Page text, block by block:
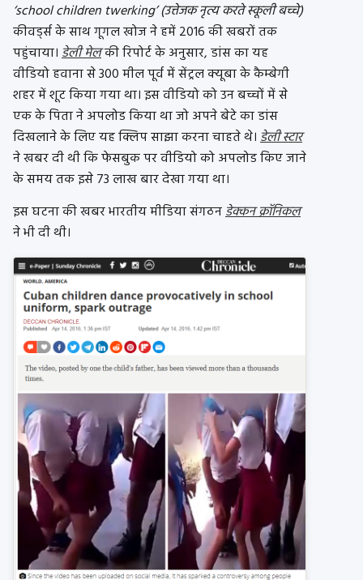
‘school children twerking’ (उत्तेजक नृत्य करते स्कूली बच्चे)
कीवर्ड्स के साथ गूगल खोज ने हमें 2016 की खबरों तक
पहुंचाया।डेली मेलकी रिपोर्ट के अनुसार, डांस का यह
वीडियो हवाना से 300 मील पूर्व में सेंट्रल क्यूबा के कैम्बेगी
शहर में शूट किया गया था। इस वीडियो को उन बच्चों में से
एक के पिता ने अपलोड किया था जो अपने बेटे का डांस
दिखलाने के लिए यह क्लिप साझा करना चाहते थे।डेली स्टार
ने खबर दी थी कि फेसबुक पर वीडियो को अपलोड किए जाने
के समय तक इसे 73 लाख बार देखा गया था।
इस घटना की खबर भारतीय मीडिया संगठनडेक्कन क्रॉनिकल
ने भी दी थी।